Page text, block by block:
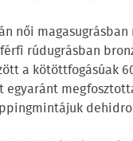
női
rúdugrásban
a kötöttfogásúak
egyaránt